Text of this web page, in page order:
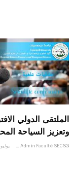
الملتقى الدولي
وتعزيز السياحة
يوليو 24, 2024